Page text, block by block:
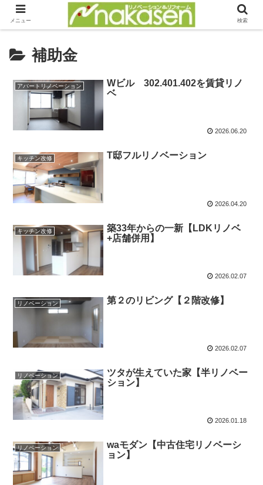
補助金
アパートリノベーション
Wビル 302.401.402を賃貸リノ
ベ
2026.06.20
キッチン改修 T邸フルリノベーション
2026.04.20
キッチン改修
築33年からの一新【LDKリノベ
+店舗併用】
2026.02.07
リノベーション 第２のリビング【２階改修】
2026.02.07
リノベーション
ツタが生えていた家【半リノベー
ション】
2026.01.18
リノベーション
waモダン【中古住宅リノベーシ
ョン】
メニュー 検索